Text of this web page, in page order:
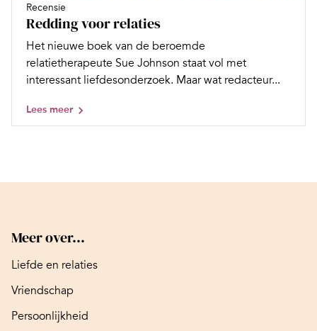
Recensie
Redding voor relaties
Het nieuwe boek van de beroemde
relatietherapeute Sue Johnson staat vol met
interessant liefdesonderzoek. Maar wat redacteur...
Lees meer
Meer over...
Liefde en relaties
Vriendschap
Persoonlijkheid